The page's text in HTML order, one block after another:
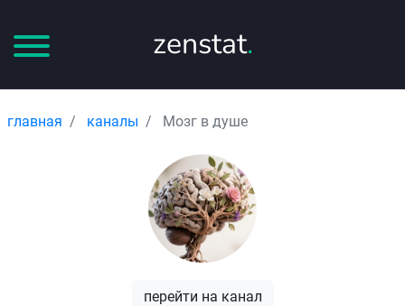
zenstat.
главная каналы Мозг в душе
перейти на канал